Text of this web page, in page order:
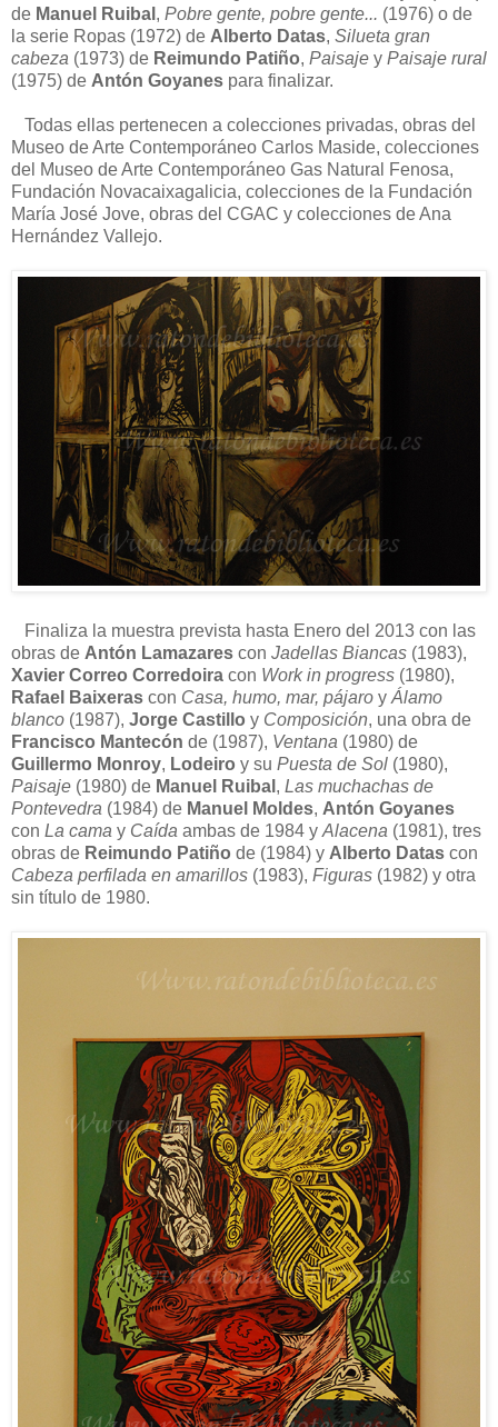
de Manuel Ruibal , Pobre gente, pobre gente... (1976) o de
la serie Ropas (1972) de Alberto Datas, Silueta gran
cabeza (1973) de Reimundo Patiño, Paisaje y Paisaje rural
(1975) de Antón Goyanes para finalizar.
Todas ellas pertenecen a colecciones privadas, obras del
Museo de Arte Contemporáneo Carlos Maside, colecciones
del Museo de Arte Contemporáneo Gas Natural Fenosa,
Fundación Novacaixagalicia, colecciones de la Fundación
María José Jove, obras del CGAC y colecciones de Ana
Hernández Vallejo.
Finaliza la muestra prevista hasta Enero del 2013 con las
obras de Antón Lamazares con Jadellas Biancas (1983),
Xavier Correo Corredoira con Work in progress (1980),
Rafael Baixeras con Casa, humo, mar, pájaro yÁlamo
blanco (1987), Jorge Castillo y Composición, una obra de
Francisco Mantecón de (1987), Ventana (1980) de
Guillermo Monroy, Lodeiro y su Puesta de Sol (1980),
Paisaje (1980) de Manuel Ruibal , Las muchachas de
Pontevedra (1984) de Manuel Moldes, Antón Goyanes
con La cama y Caída ambas de 1984 yAlacena (1981), tres
obras de Reimundo Patiño de (1984) y Alberto Datas con
Cabeza perfilada en amarillos (1983), Figuras (1982) y otra
sin título de 1980.